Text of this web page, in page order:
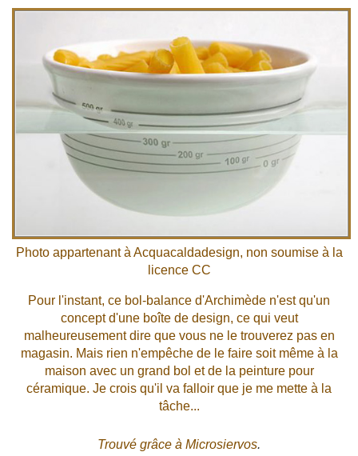
Photo appartenant à Acquacaldadesign, non soumise à la
licence CC
Pour l'instant, ce bol-balance d'Archimède n'est qu'un
concept d'une boîte de design, ce qui veut
malheureusement dire que vous ne le trouverez pas en
magasin. Mais rien n'empêche de le faire soit même à la
maison avec un grand bol et de la peinture pour
céramique. Je crois qu'il va falloir que je me mette à la
tâche...
Trouvé grâce à Microsiervos.